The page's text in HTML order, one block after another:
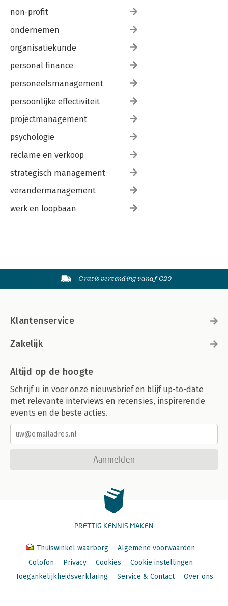
non-profit
ondernemen
organisatiekunde
personal finance
personeelsmanagement
persoonlijke effectiviteit
projectmanagement
psychologie
reclame en verkoop
strategisch management
verandermanagement
werk en loopbaan
Gratis verzending vanaf €20
Klantenservice
Zakelijk
Altijd op de hoogte
Schrijf u in voor onze nieuwsbrief en blijf up-to-date
met relevante interviews en recensies, inspirerende
events en de beste acties.
Aanmelden
PRETTIG KENNIS MAKEN
Thuiswinkel waarborg
Algemene voorwaarden
Colofon
Privacy Cookies
Cookie instellingen
Toegankelijkheidsverklaring
Service & Contact Over ons